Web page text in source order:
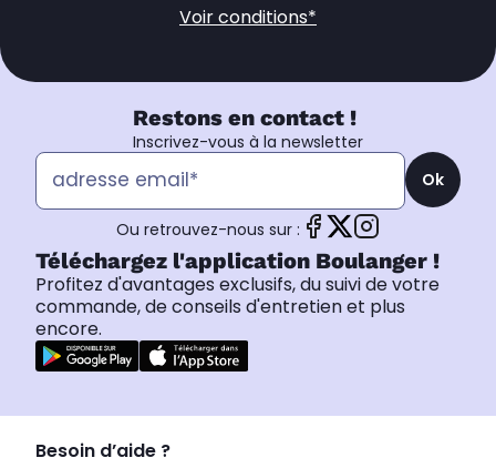
Voir conditions*
Restons en contact !
Inscrivez-vous à la newsletter
Ok
Ou retrouvez-nous sur :
Téléchargez l'application Boulanger !
Profitez d'avantages exclusifs, du suivi de votre
commande, de conseils d'entretien et plus
encore.
Besoin d’aide ?